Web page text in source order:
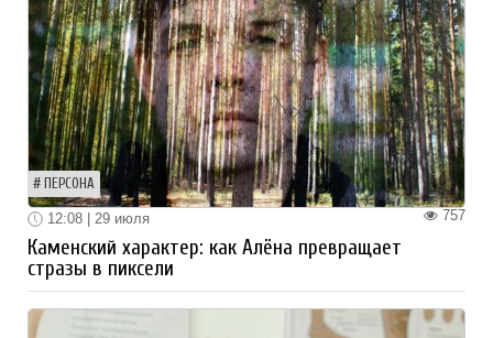
ПЕРСОНА
757
12:08 | 29 июля
Каменский характер: как Алёна превращает
стразы в пиксели